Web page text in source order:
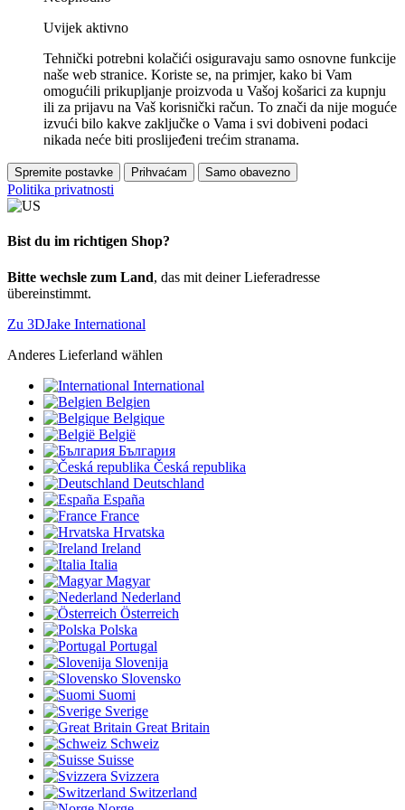
Uvijek aktivno
Tehnički potrebni kolačići osiguravaju samo osnovne funkcije
naše web stranice. Koriste se, na primjer, kako bi Vam
omogućili prikupljanje proizvoda u Vašoj košarici za kupnju
ili za prijavu na Vaš korisnički račun. To znači da nije moguće
izvući bilo kakve zaključke o Vama i svi dobiveni podaci
nikada neće biti proslijeđeni trećim stranama.
Spremite postavke Prihvaćam Samo obavezno
Politika privatnosti
Bist du im richtigen Shop?
Bitte wechsle zum Land, das mit deiner Lieferadresse
übereinstimmt.
Zu 3DJake International
Anderes Lieferland wählen
International
Belgien
Belgique
België
България
Česká republika
Deutschland
España
France
Hrvatska
Ireland
Italia
Magyar
Nederland
Österreich
Polska
Portugal
Slovenija
Slovensko
Suomi
Sverige
Great Britain
Schweiz
Suisse
Svizzera
Switzerland